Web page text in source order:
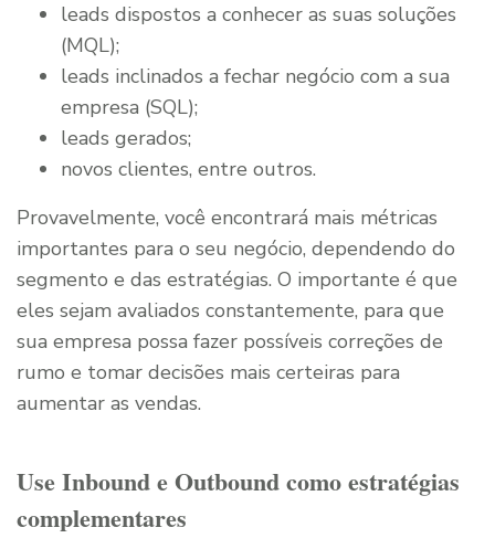
leads dispostos a conhecer as suas soluções
(MQL);
leads inclinados a fechar negócio com a sua
empresa (SQL);
leads gerados;
novos clientes, entre outros.
Provavelmente, você encontrará mais métricas
importantes para o seu negócio, dependendo do
segmento e das estratégias. O importante é que
eles sejam avaliados constantemente, para que
sua empresa possa fazer possíveis correções de
rumo e tomar decisões mais certeiras para
aumentar as vendas.
Use Inbound e Outbound como estratégias
complementares